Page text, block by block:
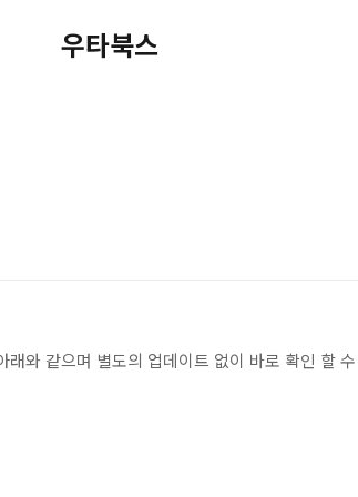
우타북스
와 같으며 별도의 업데이트 없이 바로 확인 할